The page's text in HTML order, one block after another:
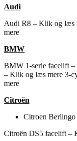
Audi
Audi R8 – Klik og læs
mere
BMW
BMW 1-serie facelift
– Klik og læs mere 3-
mere
Citroën
Citroen
Citroën DS5 facelift –